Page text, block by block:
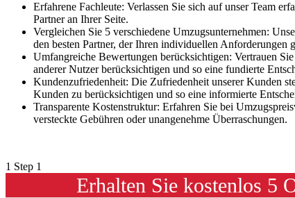
Erfahrene Fachleute: Verlassen Sie sich auf unser Team
Partner an Ihrer Seite.
Vergleichen Sie 5 verschiedene Umzugsunternehmen:
den besten Partner, der Ihren individuellen Anforderungen
Umfangreiche Bewertungen berücksichtigen: Vertrauen
anderer Nutzer berücksichtigen und so eine fundierte
Kundenzufriedenheit: Die Zufriedenheit unserer Kunden
Kunden zu berücksichtigen und so eine informierte
Transparente Kostenstruktur: Erfahren Sie bei
versteckte Gebühren oder unangenehme Überraschungen.
1 Step 1
Erhalten Sie kostenlos 5